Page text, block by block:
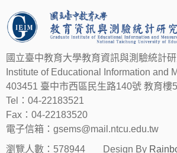
國立臺中教育大學教育資訊與測驗統計
Institute of Educational Information and
403451 臺中市西區民生路140號 教育樓
Tel：04-22183521
Fax：04-22183520
電子信箱：gsems@mail.ntcu.edu.tw
瀏覽人數：578944
Design By